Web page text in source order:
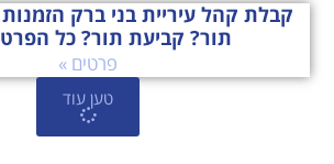
קבלת קהל עיריית בני ברק הזמנות
תור? קביעת תור? כל
פרטים »
טען עוד